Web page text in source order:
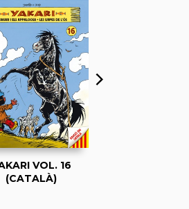
VOL. 16
(CATALÀ)